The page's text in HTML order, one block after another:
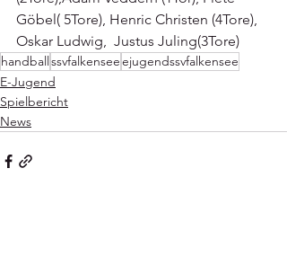
Göbel( 5Tore), Henric Christen (4Tore),
Oskar Ludwig,  Justus Juling(3Tore)
handballssvfalkenseeejugendssvfalkensee
E-Jugend
Spielbericht
News